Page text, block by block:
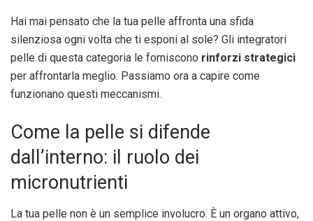
Hai mai pensato che la tua pelle affronta una sfida
silenziosa ogni volta che ti esponi al sole? Gli integratori
pelle di questa categoria le forniscono rinforzi strategici
per affrontarla meglio. Passiamo ora a capire come
funzionano questi meccanismi.
Come la pelle si difende
dall’interno: il ruolo dei
micronutrienti
La tua pelle non è un semplice involucro. È un organo attivo,